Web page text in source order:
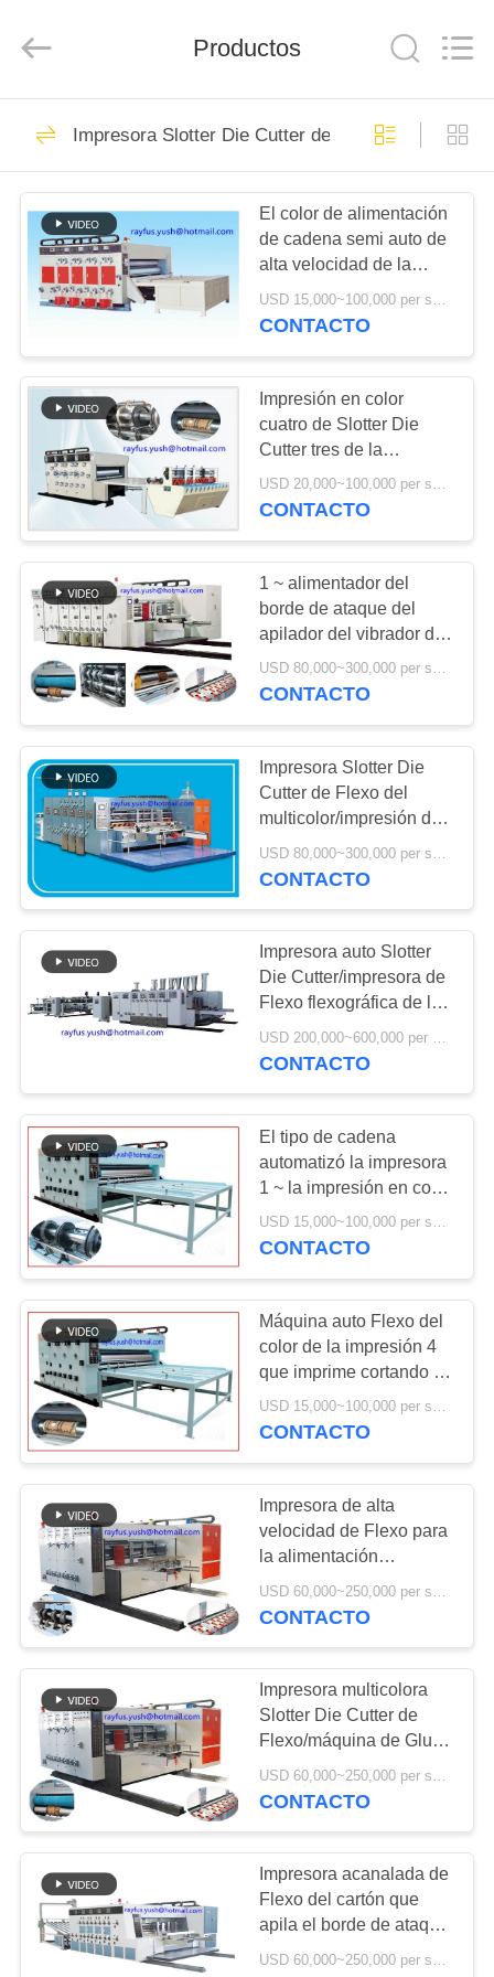
HOGAR
PRODUCTOS
SOBRE
NOSOTROS
VIAJE
DE
FÁBRICA
CONTROL
DE
CALIDAD
ÉNTRENOS
EN
CONTACTO
CON
PIDA
UNA
CITA
NOTICIAS
Proveedor.
Reserved.
Máquina de la
fabricación de la
caja del cartón
máquina acanalada
de la fabricación de
cajas del cartón
10
Máquina de costura
de la caja del cartón
máquina del gluer
de la carpeta del
cartón
14
Impresora Slotter
Die Cutter de Flexo
máquina acanalada
del solo facer
14
rollo del papel a la
cortadora de hoja
6
máquina del
laminador de la
flauta
12
Productos
Impresora Slotter Die Cutter de Flexo
El color de alimentación
de cadena semi auto de
alta velocidad de la
impresora de Flexo
modificó para requisitos
USD 15,000~100,000 per set MOQ:1 sistema
CONTACTO
Impresión en color
cuatro de Slotter Die
Cutter tres de la
impresora de Flexo de la
eficacia alta
USD 20,000~100,000 per set MOQ:1 sistema
CONTACTO
1 ~ alimentador del
borde de ataque del
apilador del vibrador de
Slotter Die Cutter de la
impresora de Flexo de la
USD 80,000~300,000 per set MOQ:1 sistema
CONTACTO
Impresora Slotter Die
Cutter de Flexo del
multicolor/impresión de
Flexo y máquina que
corta con tintas
CONTACTO
Impresora auto Slotter
Die Cutter/impresora de
Flexo flexográfica de la
caja
USD 200,000~600,000 per set MOQ:1 sistema
CONTACTO
El tipo de cadena
automatizó la impresora
1 ~ la impresión en color
4 fácil actúa
USD 15,000~100,000 per set MOQ:1 sistema
CONTACTO
Máquina auto Flexo del
color de la impresión 4
que imprime cortando la
alimentación con tintas
de cadena semi auto
USD 15,000~100,000 per set MOQ:1 sistema
CONTACTO
Impresora de alta
velocidad de Flexo para
la alimentación
acanalada del borde de
ataque del cartón
CONTACTO
Impresora multicolora
Slotter Die Cutter de
Flexo/máquina de Gluer
de la carpeta de Flexo
USD 60,000~250,000 per set MOQ:1 sistema
CONTACTO
Impresora acanalada de
Flexo del cartón que
apila el borde de ataque
que alimenta el modelo
USD 60,000~250,000 per set MOQ:1 sistema